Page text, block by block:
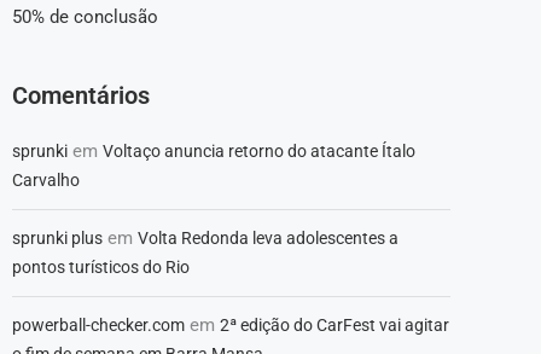
50% de conclusão
Comentários
sprunki em Voltaço anuncia retorno do atacante Ítalo
Carvalho
sprunki plus em Volta Redonda leva adolescentes a
pontos turísticos do Rio
powerball-checker.com em 2ª edição do CarFest vai agitar